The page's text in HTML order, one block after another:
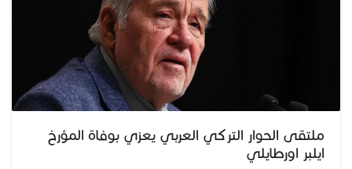
ملتقى الحوار التركي العربي يعزي بوفاة المؤرخ
ايلبر اورطايلي